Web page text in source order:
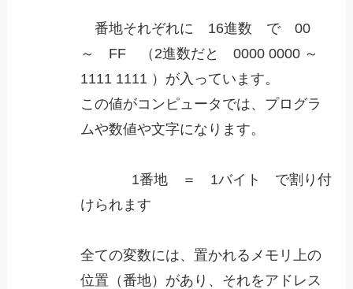
番地それぞれに 16進数 で 00
～ FF （2進数だと 0000 0000 ～
1111 1111 ）が入っています。
この値がコンピュータでは、プログラ
ムや数値や文字になります。
1番地 ＝ 1バイト で割り付
けられます
全ての変数には、置かれるメモリ上の
位置（番地）があり、それをアドレス